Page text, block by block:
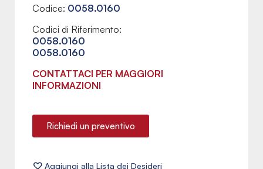
Codice: 0058.0160
Codici di Riferimento:
0058.0160
0058.0160
CONTATTACI PER MAGGIORI
INFORMAZIONI
Richiedi un preventivo